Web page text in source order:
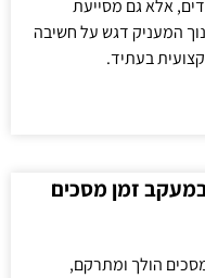
אלא גם מסייעת
המעניק דגש על חשיבה
בעתיד.
זמן מסכים
הולך ומתרקם,